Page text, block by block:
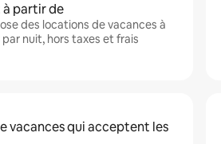
à partir de
des locations de vacances à
nuit, hors taxes et frais
vacances qui acceptent les